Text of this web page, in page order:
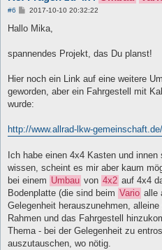
#6
B
i
a
2017-10-10 20:32:22
Hallo Mika,
spannendes Projekt, das Du planst!
Hier noch ein Link auf eine weitere
geworden, aber ein Fahrgestell mit
wurde:
http://www.allrad-lkw-
Ich habe einen 4x4 Kasten und
wissen, scheint es mir aber kaum
bei einem Umbau von 4x2 auf 4x4
Bodenplatte (die sind beim Vario alle
Gelegenheit herauszunehmen,
Rahmen und das Fahrgestell
Thema - bei der Gelegenheit zu
auszutauschen, wo nötig.